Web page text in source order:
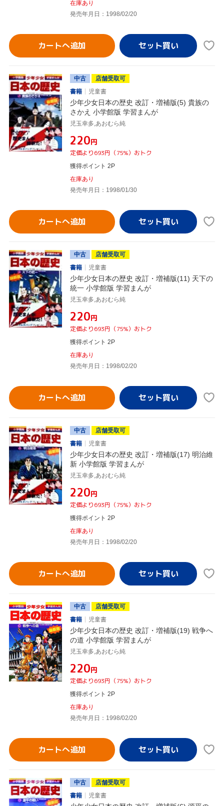
在庫あり
発売年月日：1998/02/20
カートへ追加
中古
店舗受取可
書籍
児童書
少年少女日本の歴史 改訂・増補版(5) 貴族の
さかえ 小学館版 学習まんが
児玉幸多,あおむら純
¥220円
定価より693円（75%）おトク
獲得ポイント 2P
在庫あり
発売年月日：1998/01/30
カートへ追加
中古
店舗受取可
書籍
児童書
少年少女日本の歴史 改訂・増補版(11) 天下の
統一 小学館版 学習まんが
児玉幸多,あおむら純
¥220円
定価より693円（75%）おトク
獲得ポイント 2P
在庫あり
発売年月日：1998/02/20
カートへ追加
中古
店舗受取可
書籍
児童書
少年少女日本の歴史 改訂・増補版(17) 明治維
新 小学館版 学習まんが
児玉幸多,あおむら純
¥220円
定価より693円（75%）おトク
獲得ポイント 2P
在庫あり
発売年月日：1998/02/20
カートへ追加
中古
店舗受取可
書籍
児童書
少年少女日本の歴史 改訂・増補版(19) 戦争へ
の道 小学館版 学習まんが
児玉幸多,あおむら純
¥220円
定価より693円（75%）おトク
獲得ポイント 2P
在庫あり
発売年月日：1998/02/20
カートへ追加
中古
店舗受取可
書籍
児童書